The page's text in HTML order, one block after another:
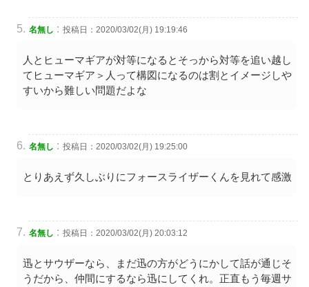
名無し : 投稿日：2020/03/02(月) 19:19:46
人とヒューマギアが対等になるとそっから対等を追い越し
てヒューマギア＞人って構図になるのは割とイメージしや
すいから難しい問題だよな
名無し : 投稿日：2020/03/02(月) 19:25:00
とりあえず久しぶりにフォースライザーくんを見れて感激
名無し : 投稿日：2020/03/02(月) 20:03:12
迅とサウザーなら、まだ迅の方がどうにかして話が通じそ
うだから、仲間にするなら迅にしてくれ。正直もう毎週サ